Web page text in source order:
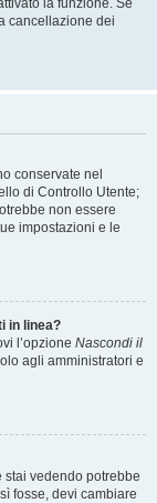
la funzione. Se
cancellazione dei
conservate nel
di Controllo Utente;
non essere
impostazioni e le
in linea?
l’opzione Nascondi il
agli amministratori e
stai vedendo potrebbe
fosse, devi cambiare